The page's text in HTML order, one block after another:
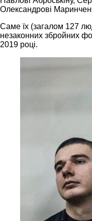
Олександрові
Саме їх (загалом 127
незаконних збройних
2019 році.